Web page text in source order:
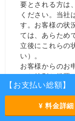
【お支払い総額】
¥ 料金詳細
要とされる方は
ください。当社
す。お客様の状
ては、あらため
立後にこれらの
い）。
お客様からのお
じた特別な措置
当社は現地事情
全かつ円滑に実
れる方の同行、
断書や所定の書